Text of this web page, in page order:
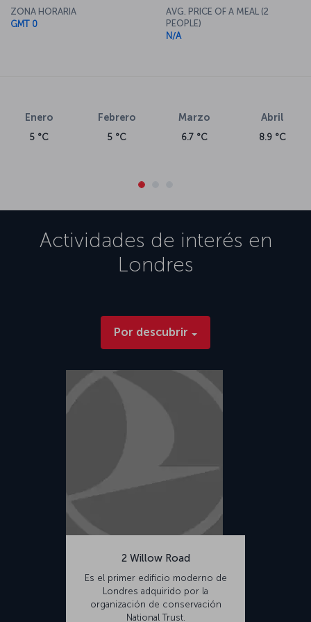
ZONA HORARIA
GMT 0
AVG. PRICE OF A MEAL (2
PEOPLE)
N/A
Enero
5 °C
Febrero
5 °C
Marzo
6.7 °C
Abril
8.9 °C
Actividades de interés en
Londres
Por descubrir
2 Willow Road
Es el primer edificio moderno de
Londres adquirido por la
organización de conservación
National Trust.